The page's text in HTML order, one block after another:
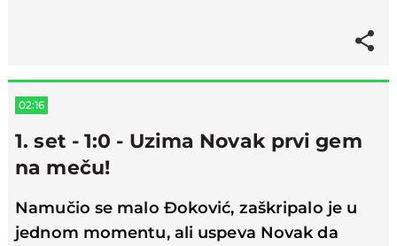
02:16
1. set - 1:0 - Uzima Novak prvi gem
na meču!
Namučio se malo Đoković, zaškripalo je u
jednom momentu, ali uspeva Novak da